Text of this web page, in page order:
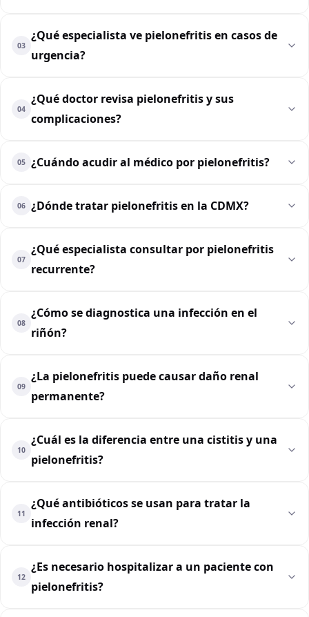
03
¿Qué especialista ve pielonefritis en casos de
urgencia?
04
¿Qué doctor revisa pielonefritis y sus
complicaciones?
05 ¿Cuándo acudir al médico por pielonefritis?
06 ¿Dónde tratar pielonefritis en la CDMX?
07
¿Qué especialista consultar por pielonefritis
recurrente?
08
¿Cómo se diagnostica una infección en el
riñón?
09
¿La pielonefritis puede causar daño renal
permanente?
10
¿Cuál es la diferencia entre una cistitis y una
pielonefritis?
11
¿Qué antibióticos se usan para tratar la
infección renal?
12
¿Es necesario hospitalizar a un paciente con
pielonefritis?